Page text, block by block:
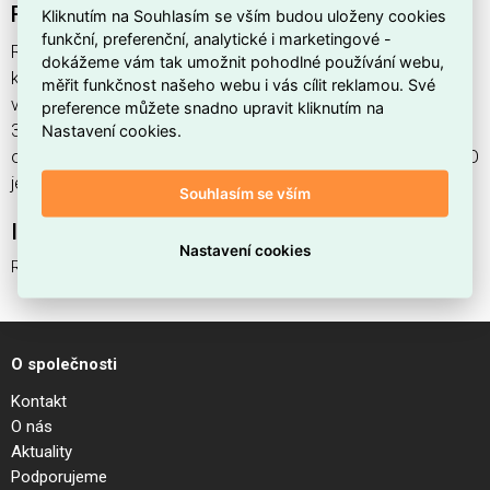
ROSONE LINEARE ALL IN 4 LUCI BIANCO
ROSONE LINEARE ALL IN 4 LUCI BIANCO najdete v
kategoriích Svítidla, Svítidla, světelné zdroje a LED osvětlení,
výrobce Ideal Lux, EAN 8021696304038, kód dodavatele
304038. ROSONE LINEARE ALL IN 4 LUCI BIANCO nabízíme
od 1 ks. Kód EMAS ROSONE LINEARE ALL IN 4 LUCI BIANCO
je ELSVOS1786502.
ROSONE LINEARE ALL IN 4 LUCI BIANCO
O společnosti
Kontakt
O nás
Aktuality
Podporujeme
Kliknutím na Souhlasím se vším budou uloženy cookies
funkční, preferenční, analytické i marketingové -
dokážeme vám tak umožnit pohodlné používání webu,
měřit funkčnost našeho webu i vás cílit reklamou. Své
preference můžete snadno upravit kliknutím na
Nastavení cookies.
Souhlasím se vším
Nastavení cookies